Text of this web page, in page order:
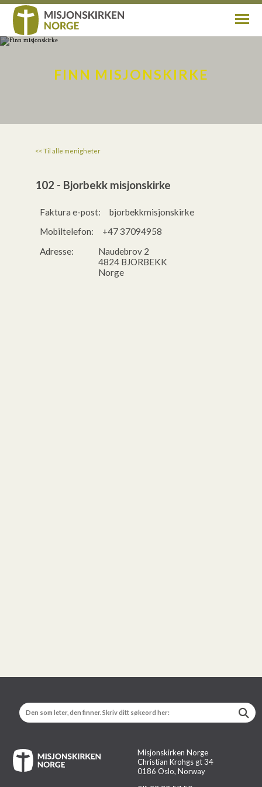
Kontakt
Gi gave
FINN MISJONSKIRKE
<< Til alle menigheter
102 - Bjorbekk misjonskirke
Faktura e-post:
bjorbekkmisjonskirke@ebilag.com
Mobiltelefon:
+47 37094958
Adresse:
Naudebrov 2
4824 BJORBEKK
Norge
Misjonskirken Norge
Christian Krohgs gt 34
0186 Oslo, Norway